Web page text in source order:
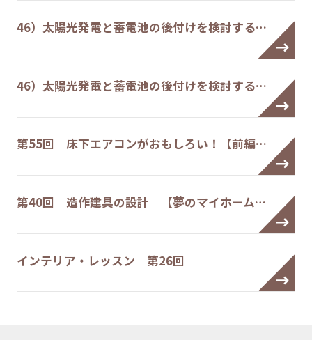
46）太陽光発電と蓄電池の後付けを検討する…
46）太陽光発電と蓄電池の後付けを検討する…
第55回 床下エアコンがおもしろい！【前編…
第40回 造作建具の設計 【夢のマイホーム…
インテリア・レッスン 第26回